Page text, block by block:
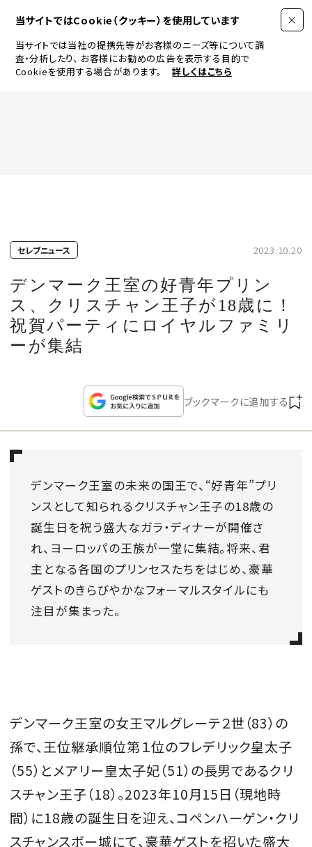
当サイトではCookie（クッキー）を使用しています
当サイトでは当社の提携先等がお客様のニーズ等について調
査・分析したり、 お客様にお勧めの広告を表示する目的で
Cookieを使用する場合があります。
詳しくはこちら
JEWELRY & WATCH
LIFESTYLE
CULTURE
COLLECTION
WEDDING
FORTUNE
SDGs
MAGAZINE
「The SPUR Club」。便利な機能と特典を無料で楽し
めます。
ログイン・新規会員登録
セレブニュース 2023.10.20
デンマーク王室の好青年プリン
ス、クリスチャン王子が18歳に！
祝賀パーティにロイヤルファミリ
ーが集結
ブックマークに追加する
デンマーク王室の未来の国王で、“好青年”プリ
ンスとして知られるクリスチャン王子の18歳の
誕生日を祝う盛大なガラ・ディナーが開催さ
れ、ヨーロッパの王族が一堂に集結。将来、君
主となる各国のプリンセスたちをはじめ、豪華
ゲストのきらびやかなフォーマルスタイルにも
注目が集まった。
デンマーク王室の女王マルグレーテ２世（83）の
孫で、王位継承順位第１位のフレデリック皇太子
（55）とメアリー皇太子妃（51）の長男であるクリ
スチャン王子（18）。2023年10月15日（現地時
間）に18歳の誕生日を迎え、コペンハーゲン・クリ
スチャンスボー城にて、豪華ゲストを招いた盛大